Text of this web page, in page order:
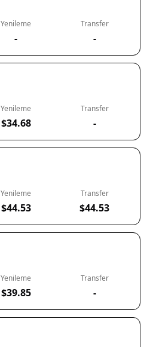
Yenileme
-
Transfer
-
Yenileme
$34.68
Transfer
-
Yenileme
$44.53
Transfer
$44.53
Yenileme
$39.85
Transfer
-